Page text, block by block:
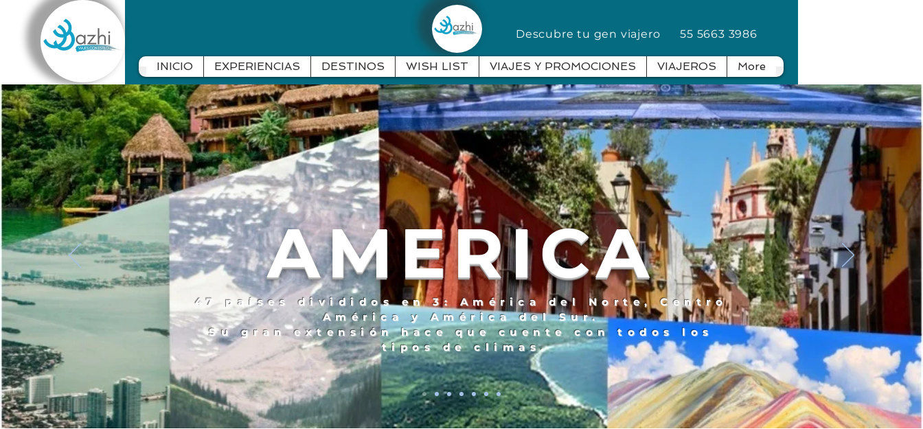
Descubre tu gen viajero55 5663 3986
INICIO EXPERIENCIAS DESTINOS WISH LIST VIAJES Y PROMOCIONES VIAJEROS More
AMERICA
47 países divididos en 3: América del Norte, Centro
América y América del Sur.
Su gran extensión hace que cuente con todos los
tipos de climas.